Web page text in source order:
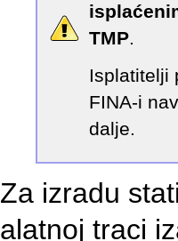
TMP.
Isplatitelji
FINA-i
dalje.
Za izradu
alatnoj traci